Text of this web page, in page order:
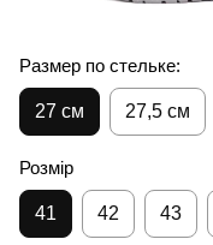
Размер по стельке:
27 см 27,5 см
Розмір
41 42 43